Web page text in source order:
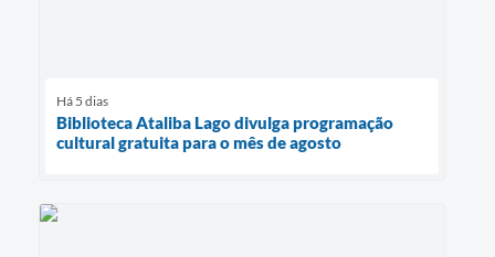
Há 5 dias
Biblioteca Ataliba Lago divulga programação
cultural gratuita para o mês de agosto